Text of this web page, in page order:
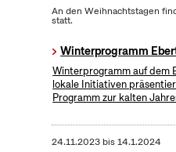
An den Weihnachtstagen
statt.
Winterprogramm
Winterprogramm auf dem
lokale Initiativen
Programm zur kalten
24.11.2023bis14.1.2024